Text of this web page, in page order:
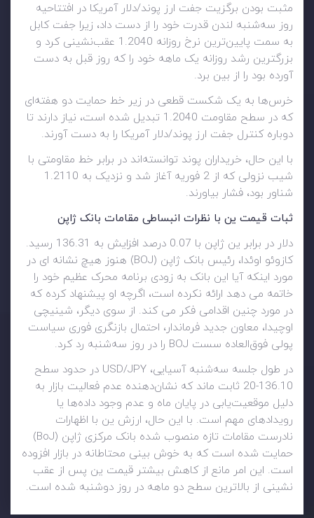
مثبت بودن برگزیت جفت ارز پوند/دلار آمریکا در افتتاحیه
روز سه‌شنبه لندن قدرت خود را از دست داد، زیرا جفت کابل
به سمت پایین‌ترین نرخ روزانه 1.2040 عقب‌نشینی کرد و
بزرگترین رشد روزانه یک ماهه خود را که روز قبل به دست
آورده بود را از بین برد.
خرس‌ها به یک شکست قطعی در زیر خط حمایت دو هفته‌ای
که در سطح مقاومت 1.2040 تبدیل شده است، نیاز دارند تا
دوباره کنترل جفت ارز پوند/دلار آمریکا را به دست آورند.
با این حال، خریداران پوند توانسته‌اند در برابر خط مقاومتی با
شیب نزولی که از 2 فوریه آغاز شد و نزدیک به 1.2110
شناور بود، فشار بیاورند.
ثبات قیمت ین با نظرات انبساطی مقامات بانک ژاپن
دلار در برابر ین ژاپن با 0.07 درصد افزایش به 136.31 رسید.
کازوئو اوئدا، رئیس بانک ژاپن (BOJ) هنوز هیچ نشانه ای در
مورد اینکه آیا این بانک به زودی برنامه محرک عظیم خود را
خاتمه می دهد ارائه نکرده است، اگرچه او پیشنهاد کرده که
در مورد چنین اقدامی فکر می کند. از سوی دیگر، شینیچی
اوچیدا، معاون جدید فرماندار، احتمال بازنگری فوری سیاست
پولی فوق‌العاده سست BOJ را در روز سه‌شنبه رد کرد.
در طول جلسه سه‌شنبه آسیایی، USD/JPY در حدود سطح
136.10-20 ثابت ماند که نشان‌دهنده عدم فعالیت بازار به
دلیل موقعیت‌یابی در پایان ماه و عدم وجود داده‌ها یا
رویدادهای مهم است. با این حال، ارزش ین با اظهارات
نادرست مقامات تازه منصوب شده بانک مرکزی ژاپن (BoJ)
حمایت شده است که به خوش بینی محتاطانه در بازار افزوده
است. این امر مانع از کاهش بیشتر قیمت ین پس از عقب
نشینی از بالاترین سطح دو ماهه در روز دوشنبه شده است.